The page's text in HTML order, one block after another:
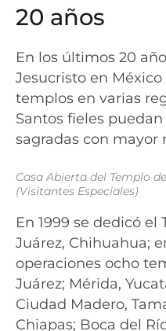
20 años
En los últimos 20
Jesucristo en
templos en varias
Santos fieles
sagradas con mayor
Casa Abierta del Templo
(Visitantes Especiales)
En 1999 se dedicó el
Juárez, Chihuahua;
operaciones ocho
Juárez; Mérida,
Ciudad Madero,
Chiapas; Boca del